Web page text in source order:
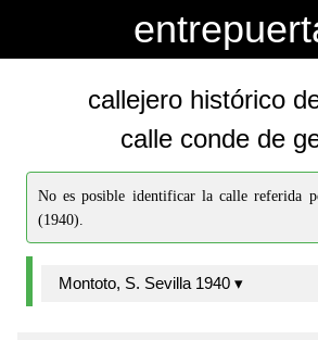
callejero histórico
calle conde de
No es posible identificar la calle referida
(1940).
Montoto, S. Sevilla 1940 ▾